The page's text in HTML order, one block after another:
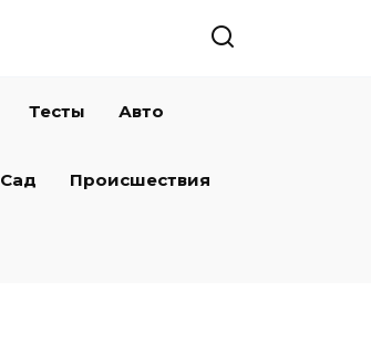
Тесты Авто
Сад Происшествия